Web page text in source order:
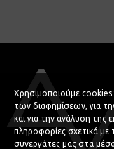
Χρησιμοποιούμε cookies
των διαφημίσεων, για
και για την ανάλυση της
πληροφορίες σχετικά
συνεργάτες μας στα